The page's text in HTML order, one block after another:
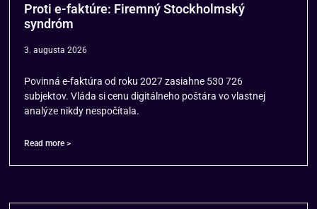
Proti e-faktúre: Firemný Stockholmský
syndróm
3. augusta 2026
Povinná e-faktúra od roku 2027 zasiahne 530 726
subjektov. Vláda si cenu digitálneho poštára vo vlastnej
analýze nikdy nespočítala.
Read more >